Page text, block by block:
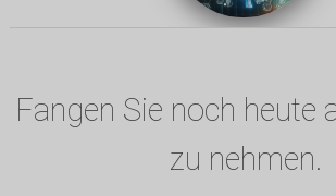
Fangen Sie noch heute
zu nehmen.